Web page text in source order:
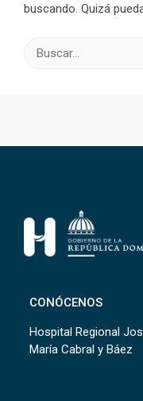
buscando. Quizá
CONÓCENOS
Hospital Regional
María Cabral y Báez